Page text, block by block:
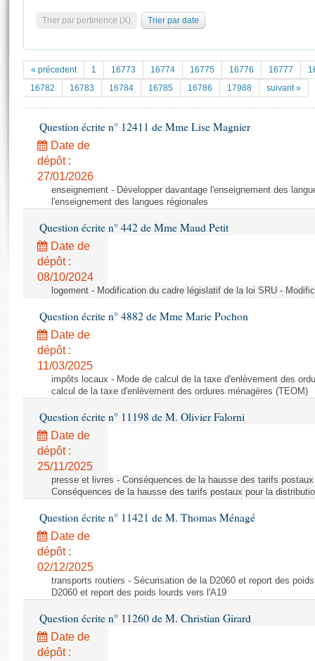
Pétitions
Documents parlementaires
Projets de loi
Propositions de loi
Amendements
Textes adoptés
Rapports d'information
Rapports législatifs
Rapports sur l'application des lois
Baromètre de l’application des lois
Dossiers législatifs
Budget et sécurité sociale
Questions écrites et orales
Comptes rendus des débats
Statistiques et chiffres clés
Documents de référence
( Constitution | Règlement de l'Assemblée ... )
Histoire
Juniors
Anciennes législatures
Liens vers les sites publics
La Bibliothèque
Les archives
Photos libres de droit
Trier par pertinence (X) Trier par date
« précedent 1 16773 16774 16775 16776 16777
16782
16783 16784 16785 16786 17988 suivant »
Question écrite n° 12411 de Mme Lise Magnier
Date de
dépôt :
27/01/2026
enseignement - Développer davantage l'enseignement des
l'enseignement des langues régionales
Question écrite n° 442 de Mme Maud Petit
Date de
dépôt :
08/10/2024
logement - Modification du cadre législatif de la loi SRU -
Question écrite n° 4882 de Mme Marie Pochon
Date de
dépôt :
11/03/2025
impôts locaux - Mode de calcul de la taxe d'enlèvement des
calcul de la taxe d'enlèvement des ordures ménagères (TEOM)
Question écrite n° 11198 de M. Olivier Falorni
Date de
dépôt :
25/11/2025
presse et livres - Conséquences de la hausse des tarifs
Conséquences de la hausse des tarifs postaux pour la
Question écrite n° 11421 de M. Thomas Ménagé
Date de
dépôt :
02/12/2025
transports routiers - Sécurisation de la D2060 et report des
D2060 et report des poids lourds vers l'A19
Question écrite n° 11260 de M. Christian Girard
Date de
dépôt :